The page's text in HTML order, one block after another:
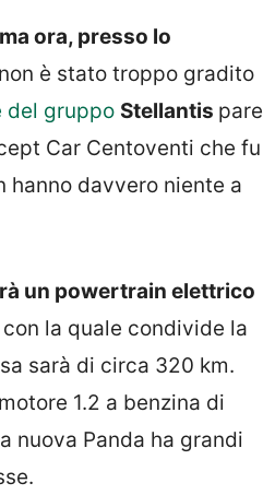
ora, presso lo
è stato troppo gradito
del gruppo Stellantis pare
Car Centoventi che fu
hanno davvero niente a
un powertrain elettrico
con la quale condivide la
sarà di circa 320 km.
1.2 a benzina di
nuova Panda ha grandi